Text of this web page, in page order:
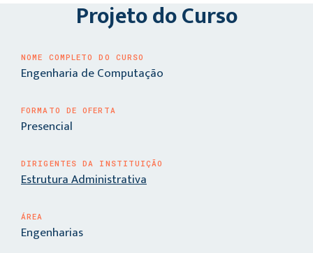
Projeto do Curso
NOME COMPLETO DO CURSO
Engenharia de Computação
FORMATO DE OFERTA
Presencial
DIRIGENTES DA INSTITUIÇÃO
Estrutura Administrativa
ÁREA
Engenharias